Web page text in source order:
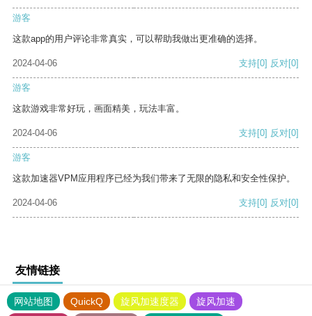
游客
这款app的用户评论非常真实，可以帮助我做出更准确的选择。
2024-04-06 支持[0] 反对[0]
游客
这款游戏非常好玩，画面精美，玩法丰富。
2024-04-06 支持[0] 反对[0]
游客
这款加速器VPM应用程序已经为我们带来了无限的隐私和安全性保护。
2024-04-06 支持[0] 反对[0]
友情链接
网站地图 QuickQ 旋风加速度器
旋风加速